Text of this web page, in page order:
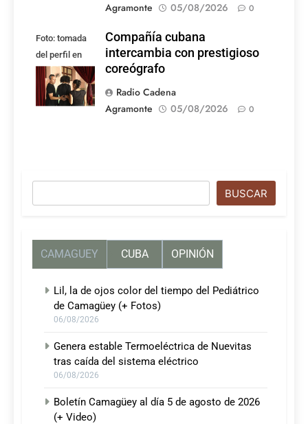
Agramonte
05/08/2026 0
Foto: tomada
del perfil en
Facebook de la
compañía
Compañía cubana
intercambia con prestigioso
coreógrafo
Radio Cadena
Agramonte
05/08/2026 0
BUSCAR
CAMAGUEY CUBA OPINIÓN
Lil, la de ojos color del tiempo del Pediátrico
de Camagüey (+ Fotos)
06/08/2026
Genera estable Termoeléctrica de Nuevitas
tras caída del sistema eléctrico
06/08/2026
Boletín Camagüey al día 5 de agosto de 2026
(+ Video)